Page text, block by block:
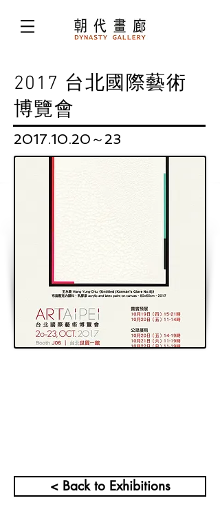
2017 台北國際藝術
博覽會
2017.10.20 ～23
< Back to Exhibitions